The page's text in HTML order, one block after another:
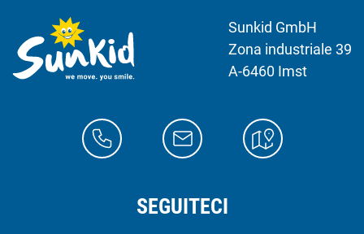
Sunkid GmbH
Zona industriale 39
A-6460 Imst
SEGUITECI